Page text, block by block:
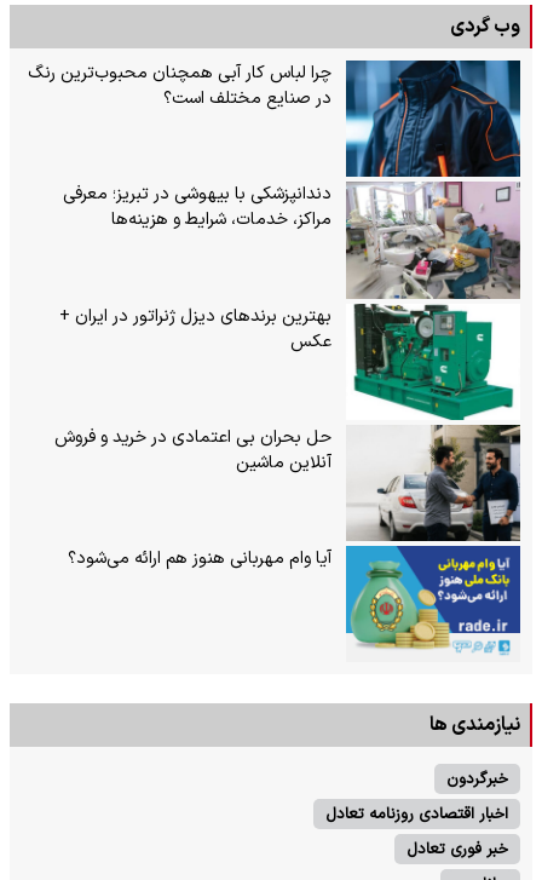
وب گردی
چرا لباس کار آبی همچنان محبوب‌ترین رنگ
در صنایع مختلف است؟
دندانپزشکی با بیهوشی در تبریز؛ معرفی
مراکز، خدمات، شرایط و هزینه‌ها
بهترین برندهای دیزل ژنراتور در ایران +
عکس
حل بحران بی‌ اعتمادی در خرید و فروش
آنلاین ماشین
آیا وام مهربانی هنوز هم ارائه می‌شود؟
نیازمندی ها
خبرگردون
اخبار اقتصادی روزنامه تعادل
خبر فوری تعادل